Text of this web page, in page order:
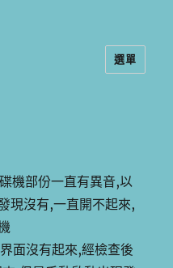
選單
機部份一直有異音,以
現沒有,一直開不起來,
面沒有起來,經檢查後